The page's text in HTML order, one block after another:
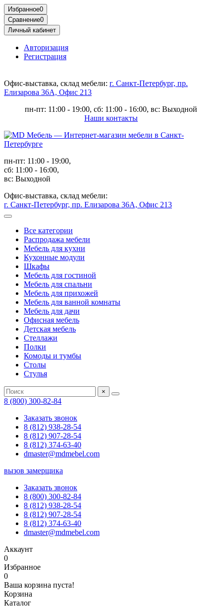
Избранное0
Сравнение0
Личный кабинет
Авторизация
Регистрация
Офис-выставка, склад мебели: г. Санкт-Петербург, пр.
Елизарова 36А, Офис 213
пн-пт: 11:00 - 19:00, сб: 11:00 - 16:00, вс: Выходной
Наши контакты
пн-пт: 11:00 - 19:00,
сб: 11:00 - 16:00,
вс: Выходной
Офис-выставка, склад мебели:
г. Санкт-Петербург, пр. Елизарова 36А, Офис 213
Все категории
Распродажа мебели
Мебель для кухни
Кухонные модули
Шкафы
Мебель для гостиной
Мебель для спальни
Мебель для прихожей
Мебель для ванной комнаты
Мебель для дачи
Офисная мебель
Детская мебель
Стеллажи
Полки
Комоды и тумбы
Столы
Стулья
×
8 (800) 300-82-84
Заказать звонок
8 (812) 938-28-54
8 (812) 907-28-54
8 (812) 374-63-40
dmaster@mdmebel.com
вызов замерщика
Заказать звонок
8 (800) 300-82-84
8 (812) 938-28-54
8 (812) 907-28-54
8 (812) 374-63-40
dmaster@mdmebel.com
Аккаунт
0
Избранное
0
Ваша корзина пуста!
Корзина
Каталог